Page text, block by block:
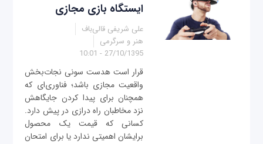
ایستگاه بازی مجازی
علی شریفی قالی‌باف
هنر و سرگرمی
27/10/1395 - 10:01
قرار است هدست سونی نجات‌بخش
واقعیت مجازی باشد؛ فناوری‌ای که
همچنان برای پیدا کردن جایگاهش
نزد مخاطبان راه درازی در پیش دارد.
کسانی که قیمت یک محصول
برایشان اهمیتی ندارد یا برای امتحان